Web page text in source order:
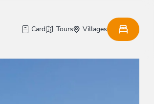
Card Tours Villages